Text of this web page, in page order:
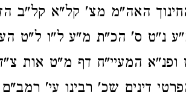
האה"מ מצ' קל"א קל"ב
נ"ט ס' הכ"ת מ"ע ל"ו ל"ט
המעיי"ח דף מ"ט אות
דינים שכ' רבינו עי'